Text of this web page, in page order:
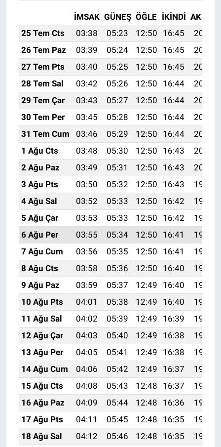
İMSAK GÜNEŞ ÖĞLE İKINDI AKŞAM
25 Tem Cts
03:38 05:23 12:50 16:45
20:08
26 Tem Paz
03:39 05:24 12:50 16:45
20:07
27 Tem Pts
03:40 05:25 12:50 16:45
20:06
28 Tem Sal
03:42 05:26 12:50 16:44
20:05
29 Tem Çar
03:43 05:27 12:50 16:44
20:04
30 Tem Per
03:45 05:28 12:50 16:44
20:03
31 Tem Cum
03:46 05:29 12:50 16:44
20:02
1 Ağu Cts
03:48 05:30 12:50 16:43
20:01
2 Ağu Paz
03:49 05:31 12:50 16:43
20:00
3 Ağu Pts
03:50 05:32 12:50 16:43
19:59
4 Ağu Sal
03:52 05:33 12:50 16:42
19:58
5 Ağu Çar
03:53 05:33 12:50 16:42
19:57
6 Ağu Per
03:55 05:34 12:50 16:41
19:55
7 Ağu Cum
03:56 05:35 12:50 16:41
19:54
8 Ağu Cts
03:58 05:36 12:50 16:40
19:53
9 Ağu Paz
03:59 05:37 12:49 16:40
19:52
10 Ağu Pts
04:01 05:38 12:49 16:40
19:51
11 Ağu Sal
04:02 05:39 12:49 16:39
19:49
12 Ağu Çar
04:03 05:40 12:49 16:38
19:48
13 Ağu Per
04:05 05:41 12:49 16:38
19:47
14 Ağu Cum
04:06 05:42 12:49 16:37
19:45
15 Ağu Cts
04:08 05:43 12:48 16:37
19:44
16 Ağu Paz
04:09 05:44 12:48 16:36
19:43
17 Ağu Pts
04:11 05:45 12:48 16:35
19:41
18 Ağu Sal
04:12 05:46 12:48 16:35
19:40